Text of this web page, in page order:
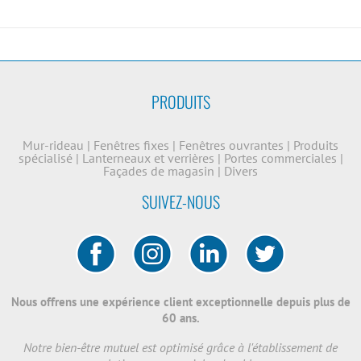
PRODUITS
Mur-rideau | Fenêtres fixes | Fenêtres ouvrantes | Produits
spécialisé | Lanterneaux et verrières | Portes commerciales |
Façades de magasin | Divers
SUIVEZ-NOUS
Nous offrens une expérience client exceptionnelle depuis plus de
60 ans.
Notre bien-être mutuel est optimisé grâce à l'établissement de